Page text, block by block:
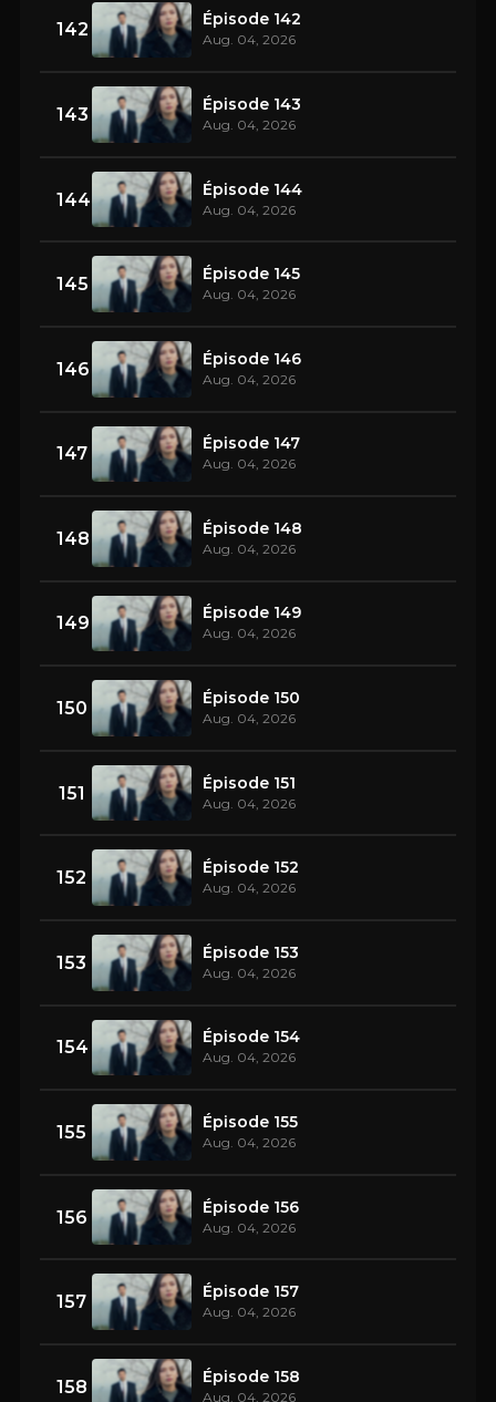
142 Épisode 142
Aug. 04, 2026
143 Épisode 143
Aug. 04, 2026
144 Épisode 144
Aug. 04, 2026
145 Épisode 145
Aug. 04, 2026
146 Épisode 146
Aug. 04, 2026
147 Épisode 147
Aug. 04, 2026
148 Épisode 148
Aug. 04, 2026
149 Épisode 149
Aug. 04, 2026
150 Épisode 150
Aug. 04, 2026
151 Épisode 151
Aug. 04, 2026
152 Épisode 152
Aug. 04, 2026
153 Épisode 153
Aug. 04, 2026
154 Épisode 154
Aug. 04, 2026
155 Épisode 155
Aug. 04, 2026
156 Épisode 156
Aug. 04, 2026
157 Épisode 157
Aug. 04, 2026
158 Épisode 158
Aug. 04, 2026